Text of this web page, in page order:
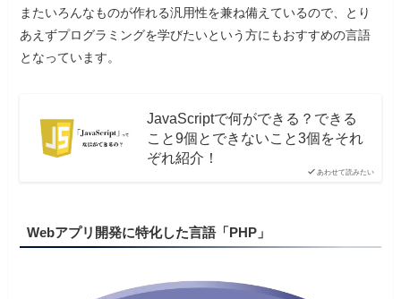
またいろんなものが作れる汎用性を兼ね備えているので、とり
あえずプログラミングを学びたいという方にもおすすめの言語
となっています。
あわせて読みたい
JavaScriptで何ができる？できる
こと9個とできないこと3個をそれ
ぞれ紹介！
Webアプリ開発に特化した言語「PHP」